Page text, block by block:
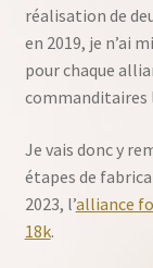
réalisation de
en 2019, je n’ai
pour chaque
commanditaires
Je vais donc y
étapes de
2023, l’alliance
18k.